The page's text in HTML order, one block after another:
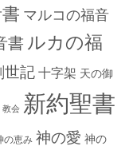
マルコの福音
書 ルカの福
世記 十字架 天の御
教会 新約聖書
の恵み 神の愛 神の